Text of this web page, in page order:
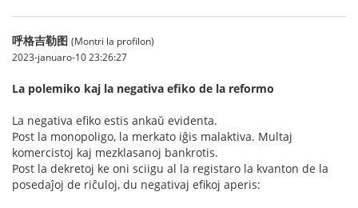
呼格吉勒图 (Montri la profilon)
2023-januaro-10 23:26:27
La polemiko kaj la negativa efiko de la reformo
La negativa efiko estis ankaŭ evidenta.
Post la monopoligo, la merkato iĝis malaktiva. Multaj
komercistoj kaj mezklasanoj bankrotis.
Post la dekretoj ke oni sciigu al la registaro la kvanton de la
posedaĵoj de riĉuloj, du negativaj efikoj aperis: